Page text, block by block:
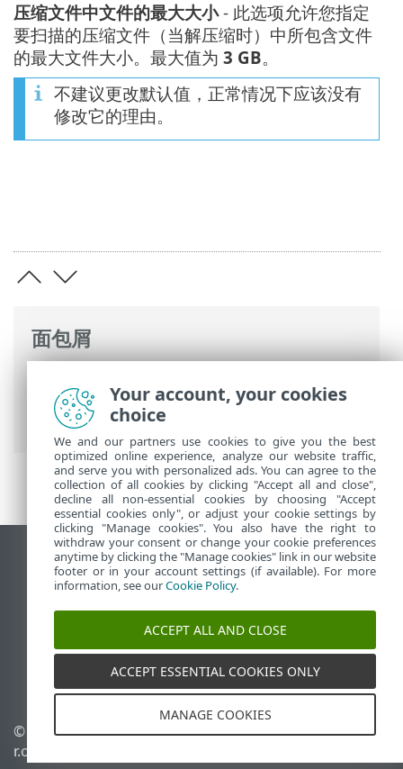
面包屑
高级设置
>保护 >电子邮件客户端防护>
ThreatSense
压缩文件中文件的最大大小- 此选项允许您指定
要扫描的压缩文件（当解压缩时）中所包含文件
的最大文件大小。最大值为 3 GB。
不建议更改默认值，正常情况下应该没有
修改它的理由。
查看桌面站点
End of Life
ESET 知识库
ESET Status Portal
区域支持
© 1992 - 2025 ESET, spol. s
r.o. - 保留所有权利。
管理 Cookie
Your account, your cookies
choice
We and our partners use cookies to give you the best
optimized online experience, analyze our website traffic,
and serve you with personalized ads. You can agree to the
collection of all cookies by clicking "Accept all and close",
decline all non-essential cookies by choosing "Accept
essential cookies only", or adjust your cookie settings by
clicking "Manage cookies". You also have the right to
withdraw your consent or change your cookie preferences
anytime by clicking the "Manage cookies" link in our website
footer or in your account settings (if available). For more
information, see ourCookie Policy.
ACCEPT ALL AND CLOSE
ACCEPT ESSENTIAL COOKIES ONLY
MANAGE COOKIES